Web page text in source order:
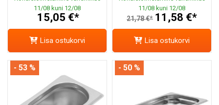
11/08 kuni 12/08
15,05 €*
Lisa ostukorvi
11/08 kuni 12/08
21,78 €* 11,58 €*
Lisa ostukorvi
- 53 % - 50 %